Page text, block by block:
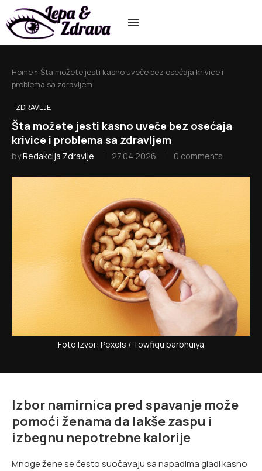
Home » Šta možete jesti kasno uveče bez osećaja krivice i
problema sa zdravljem
ZDRAVLJE
Šta možete jesti kasno uveče bez osećaja
krivice i problema sa zdravljem
byRedakcija Zdravlje 27.04.2026 0 comments
Foto Izvor: Pexels / Towfiqu barbhuiya
Izbor namirnica pred spavanje može
pomoći ženama da lakše zaspu i
izbegnu nepotrebne kalorije
Mnoge žene se često suočavaju sa napadima gladi kasno